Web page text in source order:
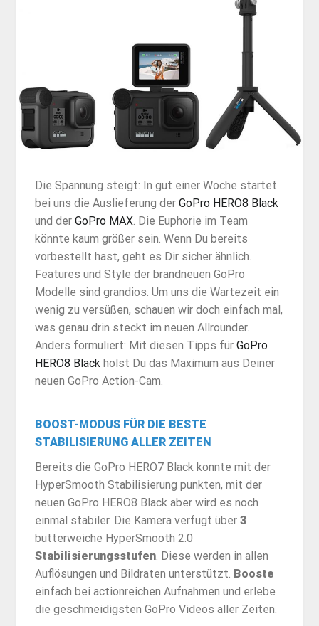
Die Spannung steigt: In gut einer Woche startet
bei uns die Auslieferung der GoPro HERO8 Black
und der GoPro MAX. Die Euphorie im Team
könnte kaum größer sein. Wenn Du bereits
vorbestellt hast, geht es Dir sicher ähnlich.
Features und Style der brandneuen GoPro
Modelle sind grandios. Um uns die Wartezeit ein
wenig zu versüßen, schauen wir doch einfach mal,
was genau drin steckt im neuen Allrounder.
Anders formuliert: Mit diesen Tipps für GoPro
HERO8 Blackholst Du das Maximum aus Deiner
neuen GoPro Action-Cam.
BOOST-MODUS FÜR DIE BESTE
STABILISIERUNG ALLER ZEITEN
Bereits die GoPro HERO7 Black konnte mit der
HyperSmooth Stabilisierung punkten, mit der
neuen GoPro HERO8 Black aber wird es noch
einmal stabiler. Die Kamera verfügt über 3
butterweiche HyperSmooth 2.0
Stabilisierungsstufen. Diese werden in allen
Auflösungen und Bildraten unterstützt. Booste
einfach bei actionreichen Aufnahmen und erlebe
die geschmeidigsten GoPro Videos aller Zeiten.